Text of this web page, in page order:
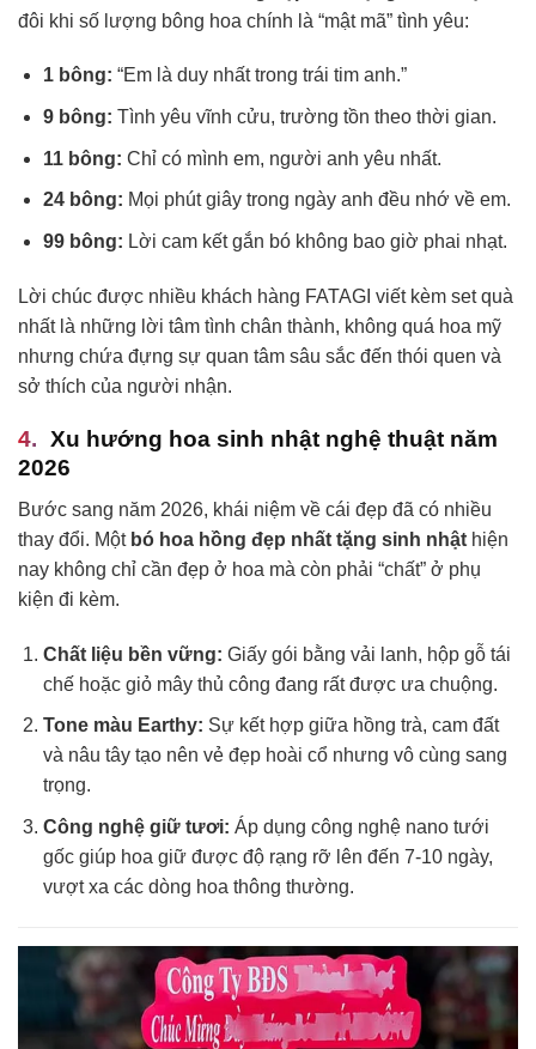
đôi khi số lượng bông hoa chính là “mật mã” tình yêu:
1 bông: “Em là duy nhất trong trái tim anh.”
9 bông: Tình yêu vĩnh cửu, trường tồn theo thời gian.
11 bông: Chỉ có mình em, người anh yêu nhất.
24 bông: Mọi phút giây trong ngày anh đều nhớ về em.
99 bông: Lời cam kết gắn bó không bao giờ phai nhạt.
Lời chúc được nhiều khách hàng FATAGI viết kèm set quà
nhất là những lời tâm tình chân thành, không quá hoa mỹ
nhưng chứa đựng sự quan tâm sâu sắc đến thói quen và
sở thích của người nhận.
Xu hướng hoa sinh nhật nghệ thuật năm
2026
Bước sang năm 2026, khái niệm về cái đẹp đã có nhiều
thay đổi. Một bó hoa hồng đẹp nhất tặng sinh nhật hiện
nay không chỉ cần đẹp ở hoa mà còn phải “chất” ở phụ
kiện đi kèm.
Chất liệu bền vững: Giấy gói bằng vải lanh, hộp gỗ tái
chế hoặc giỏ mây thủ công đang rất được ưa chuộng.
Tone màu Earthy: Sự kết hợp giữa hồng trà, cam đất
và nâu tây tạo nên vẻ đẹp hoài cổ nhưng vô cùng sang
trọng.
Công nghệ giữ tươi: Áp dụng công nghệ nano tưới
gốc giúp hoa giữ được độ rạng rỡ lên đến 7-10 ngày,
vượt xa các dòng hoa thông thường.